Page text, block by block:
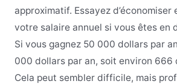
approximatif. Essayez d’économiser
votre salaire annuel si vous êtes en
Si vous gagnez 50 000 dollars par
000 dollars par an, soit environ 666
Cela peut sembler difficile, mais